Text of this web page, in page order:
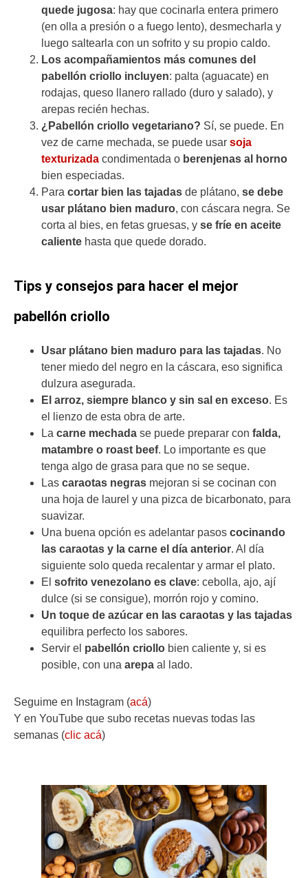
quede jugosa: hay que cocinarla entera primero
(en olla a presión o a fuego lento), desmecharla y
luego saltearla con un sofrito y su propio caldo.
Los acompañamientos más comunes del
pabellón criollo incluyen: palta (aguacate) en
rodajas, queso llanero rallado (duro y salado), y
arepas recién hechas.
¿Pabellón criollo vegetariano? Sí, se puede. En
vez de carne mechada, se puede usar soja
texturizada condimentada o berenjenas al horno
bien especiadas.
Para cortar bien las tajadas de plátano, se debe
usar plátano bien maduro, con cáscara negra. Se
corta al bies, en fetas gruesas, y se fríe en aceite
caliente hasta que quede dorado.
Tips y consejos para hacer el mejor
pabellón criollo
Usar plátano bien maduro para las tajadas. No
tener miedo del negro en la cáscara, eso significa
dulzura asegurada.
El arroz, siempre blanco y sin sal en exceso. Es
el lienzo de esta obra de arte.
La carne mechada se puede preparar con falda,
matambre o roast beef. Lo importante es que
tenga algo de grasa para que no se seque.
Las caraotas negras mejoran si se cocinan con
una hoja de laurel y una pizca de bicarbonato, para
suavizar.
Una buena opción es adelantar pasos cocinando
las caraotas y la carne el día anterior. Al día
siguiente solo queda recalentar y armar el plato.
El sofrito venezolano es clave: cebolla, ajo, ají
dulce (si se consigue), morrón rojo y comino.
Un toque de azúcar en las caraotas y las tajadas
equilibra perfecto los sabores.
Servir el pabellón criollo bien caliente y, si es
posible, con una arepa al lado.
Seguime en Instagram (acá)
Y en YouTube que subo recetas nuevas todas las
semanas (clic acá)